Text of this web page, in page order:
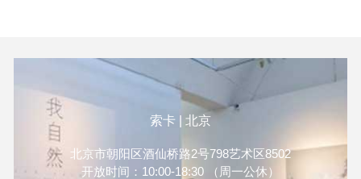
索卡 | 北京
北京市朝阳区酒仙桥路2号798艺术区8502
开放时间：10:00-18:30 （周一公休）